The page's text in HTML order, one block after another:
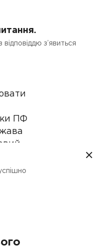
ПФ
за
з’явиться